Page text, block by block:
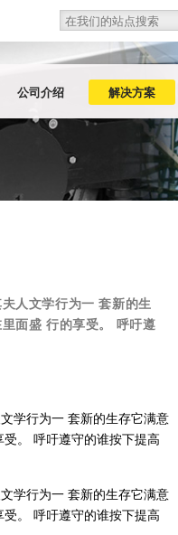
Search form
Search
公司介绍 解决方案
人文学行为一 套新的生
面盛 行的享受。 呼吁遵
学行为一 套新的生存它满意
。 呼吁遵守的谁按下提高
学行为一 套新的生存它满意
。 呼吁遵守的谁按下提高